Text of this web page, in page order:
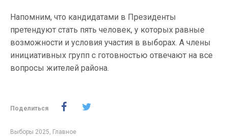
Напомним, что кандидатами в Президенты
претендуют стать пять человек, у которых равные
возможности и условия участия в выборах. А члены
инициативных групп с готовностью отвечают на все
вопросы жителей района.
Поделиться
Выборы 2025, Главное